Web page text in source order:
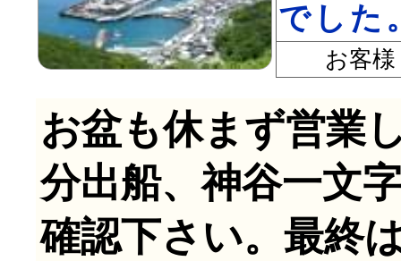
でした
お客様
お盆も休まず営業
分出船、神谷一文
確認下さい。最終